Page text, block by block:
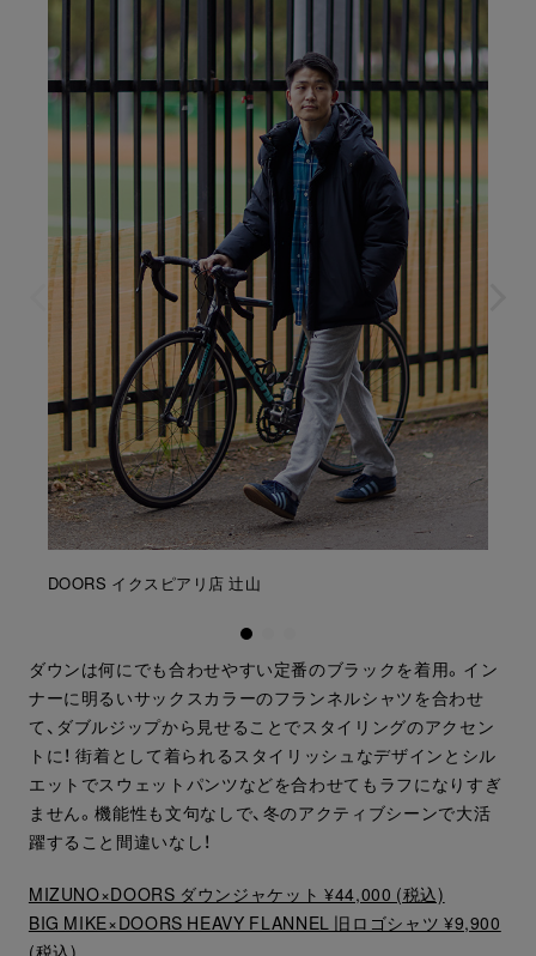
DOORS イクスピアリ店 辻山
ダウンは何にでも合わせやすい定番のブラックを着用。イン
ナーに明るいサックスカラーのフランネルシャツを合わせ
て、ダブルジップから見せることでスタイリングのアクセン
トに！ 街着として着られるスタイリッシュなデザインとシル
エットでスウェットパンツなどを合わせてもラフになりすぎ
ません。機能性も文句なしで、冬のアクティブシーンで大活
躍すること間違いなし！
MIZUNO×DOORS ダウンジャケット ¥44,000 (税込)
BIG MIKE×DOORS HEAVY FLANNEL 旧ロゴシャツ ¥9,900
(税込)